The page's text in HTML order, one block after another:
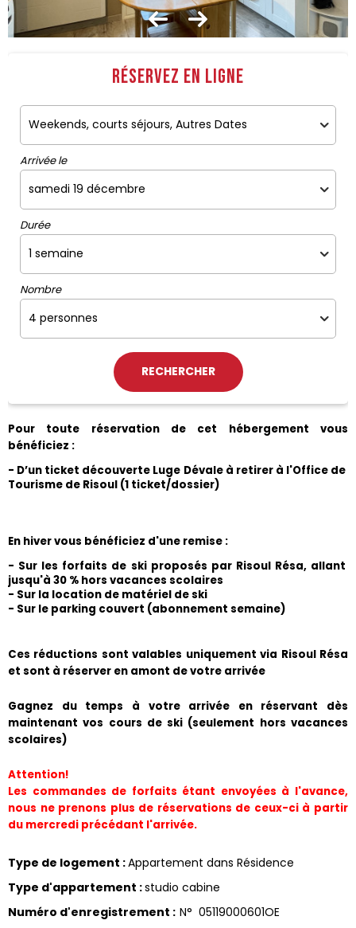
Réservez en ligne
Arrivée le
Durée
Nombre
Pour toute réservation de cet hébergement vous
bénéficiez :
- D’un ticket découverte Luge Dévale à retirer à l'Office de
Tourisme de Risoul (1 ticket/dossier)
En hiver vous bénéficiez d'une remise :
- Sur les forfaits de ski proposés par Risoul Résa, allant
jusqu'à 30 % hors vacances scolaires
- Sur la location de matériel de ski
- Sur le parking couvert (abonnement semaine)
​Ces réductions sont valables uniquement via Risoul Résa
et sont à réserver en amont de votre arrivée
Gagnez du temps à votre arrivée en réservant dès
maintenant vos cours de ski (seulement hors vacances
scolaires)
Attention!
Les commandes de forfaits étant envoyées à l'avance,
nous ne prenons plus de réservations de ceux-ci à partir
du mercredi précédant l'arrivée.
Type de logement :Appartement dans Résidence
Type d'appartement :studio cabine
Numéro d'enregistrement : N° 05119000601OE